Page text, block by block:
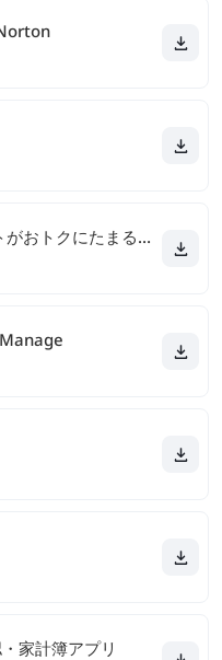
au PAY Pontaポイントがおトクにたまる！
家計簿アプリ